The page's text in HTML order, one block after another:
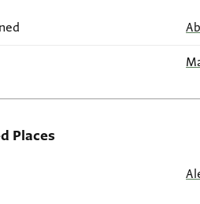
Places